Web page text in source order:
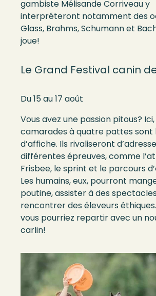
gambiste Mélisande Corriveau y
interpréteront notamment des
Glass, Brahms, Schumann et
joue!
Le Grand Festival canin
Du 15 au 17 août
Vous avez une passion pitous?
camarades à quatre pattes sont
d’affiche. Ils rivaliseront
différentes épreuves, comme
Frisbee, le sprint et le parcours
Les humains, eux, pourront
poutine, assister à des
rencontrer des éleveurs
vous pourriez repartir avec un
carlin!